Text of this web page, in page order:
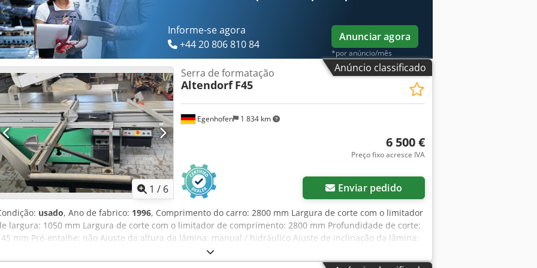
Informe-se agora
+44 20 806 810 84
Anunciar agora
*por anúncio/mês
Anúncio classificado
1 / 6
Egenhofen 1 834 km
Serra de formatação
Altendorf F45
6 500 €
Preço fixo acresce IVA
Enviar pedido
usado, Ano de fabrico: 1996, Comprimento do carro: 2800 mm Largura de corte com o limitador
largura: 1050 mm Largura de corte com o limitador de comprimento: 2800 mm Profundidade de corte:
mm Pré-entalhe: não Ajuste da altura da lâmina: manual / hidráulico Ajuste de inclinação da lâmina:
manual / hidráulico Ajuste do limitador de largura: manual Indicação do ângulo da lâmina: digital
da altura de corte: - Indicação do limitador de largura: escala Indicação da régua de